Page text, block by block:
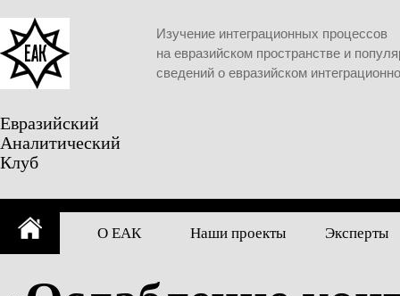
to
content
Евразийский
Аналитический
Клуб
Изучение интеграционных процессов
на евразийском пространстве и
сведений о евразийском
О ЕАК Наши проекты Эксперты